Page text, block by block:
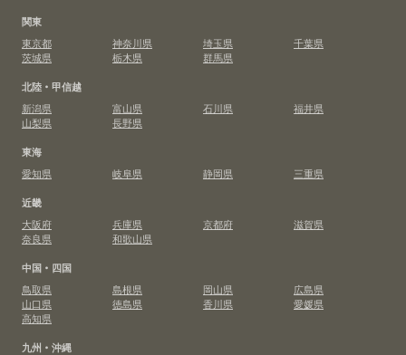
関東
東京都
神奈川県 埼玉県
千葉県
茨城県
栃木県
群馬県
北陸・甲信越
新潟県
富山県 石川県
福井県
山梨県
長野県
東海
愛知県
岐阜県 静岡県
三重県
近畿
大阪府
兵庫県 京都府
滋賀県
奈良県
和歌山県
中国・四国
鳥取県
島根県 岡山県
広島県
山口県
徳島県 香川県
愛媛県
高知県
九州・沖縄